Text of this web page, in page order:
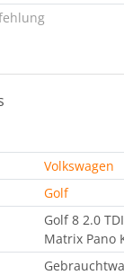
Volkswagen
Golf
Golf 8 2.0
Matrix Pano